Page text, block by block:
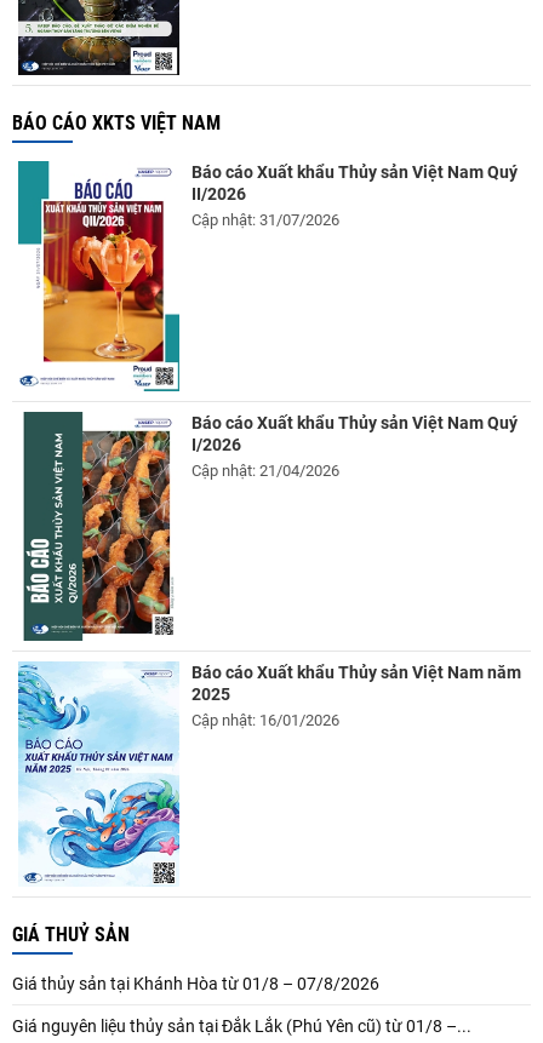
BÁO CÁO XKTS VIỆT NAM
Báo cáo Xuất khẩu Thủy sản Việt Nam Quý
II/2026
Cập nhật: 31/07/2026
Báo cáo Xuất khẩu Thủy sản Việt Nam Quý
I/2026
Cập nhật: 21/04/2026
Báo cáo Xuất khẩu Thủy sản Việt Nam năm
2025
Cập nhật: 16/01/2026
GIÁ THUỶ SẢN
Giá thủy sản tại Khánh Hòa từ 01/8 – 07/8/2026
Giá nguyên liệu thủy sản tại Đắk Lắk (Phú Yên cũ) từ 01/8 –...